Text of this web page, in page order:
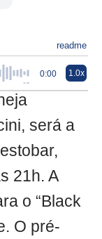
readme
0:00 1.0x
será a
21h. A
o “Black
O pré-